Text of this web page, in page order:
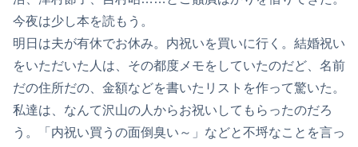
今夜は少し本を読もう。
明日は夫が有休でお休み。内祝いを買いに行く。結婚祝い
をいただいた人は、その都度メモをしていたのだど、名前
だの住所だの、金額などを書いたリストを作って驚いた。
私達は、なんて沢山の人からお祝いしてもらったのだろ
う。「内祝い買うの面倒臭い～」などと不埒なことを言っ